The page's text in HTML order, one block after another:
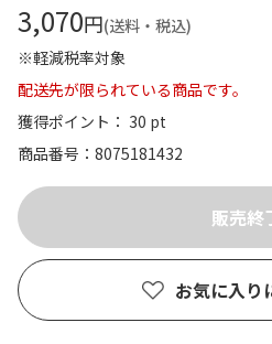
3,070円(送料・税込)
※軽減税率対象
配送先が限られている商品です。
獲得ポイント： 30 pt
商品番号
8075181432
お気に入り